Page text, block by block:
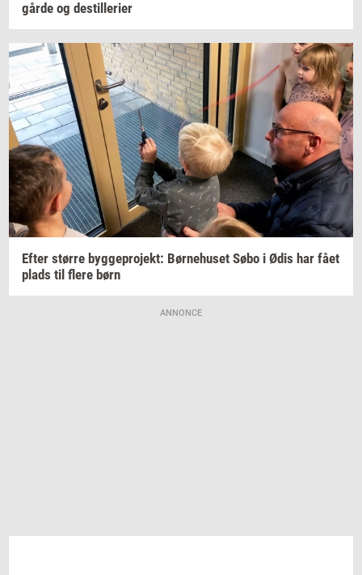
går­de og destil­le­ri­er
Efter stør­re byg­ge­pro­jekt: Bør­ne­hu­set Søbo i Ødis har fået
plads til flere børn
ANNONCE